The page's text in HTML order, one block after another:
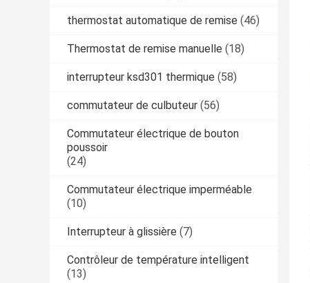
thermostat automatique de remise (46)
Thermostat de remise manuelle (18)
interrupteur ksd301 thermique (58)
commutateur de culbuteur (56)
Commutateur électrique de bouton
poussoir
(24)
Commutateur électrique imperméable
(10)
Interrupteur à glissière (7)
Contrôleur de température intelligent
(13)